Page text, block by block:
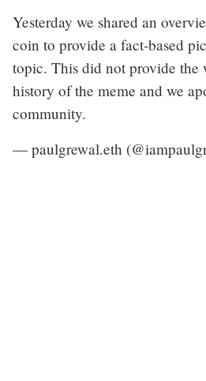
Yesterday we shared an
coin to provide a fact-based
topic. This did not provide the
history of the meme and we
community.
— paulgrewal.eth